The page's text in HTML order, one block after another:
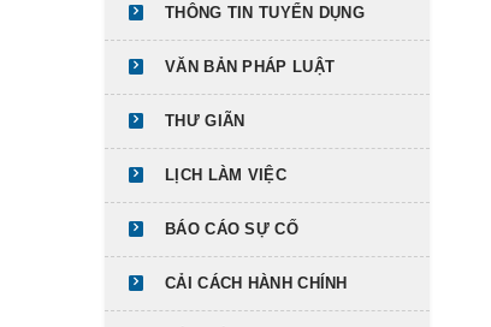
THÔNG TIN TUYỂN DỤNG
VĂN BẢN PHÁP LUẬT
THƯ GIÃN
LỊCH LÀM VIỆC
BÁO CÁO SỰ CỐ
CẢI CÁCH HÀNH CHÍNH